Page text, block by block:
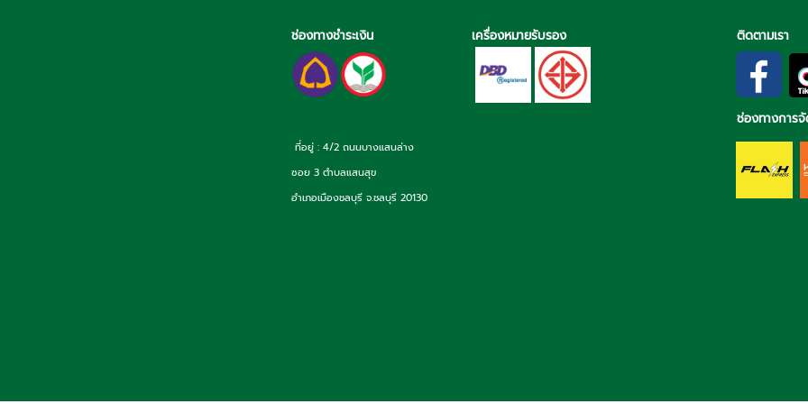
ช่องทางชำระเงิน เครื่องหมายรับรอง ติดตามเรา
ช่องทางการ
ที่อยู่ : 4/2 ถนนบางแสนล่าง
ซอย 3 ตำบลแสนสุข
อำเภอเมืองชลบุรี จ.ชลบุรี 20130